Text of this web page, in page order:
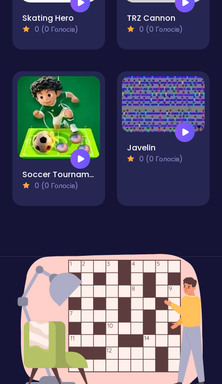
Skating Hero
0 (0 Голосів)
TRZ Cannon
0 (0 Голосів)
Soccer Tournament
0 (0 Голосів)
Javelin
0 (0 Голосів)